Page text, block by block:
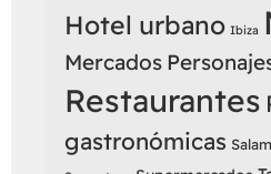
Hotel urbano Ibiza
Mercados
Restaurantes
gastronómicas